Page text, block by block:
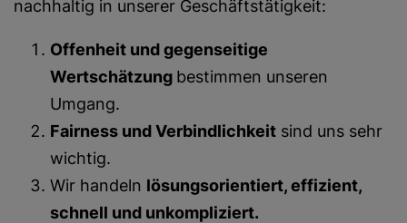
nachhaltig in unserer Geschäftstätigkeit:
Offenheit und gegenseitige
Wertschätzung bestimmen unseren
Umgang.
Fairness und Verbindlichkeit sind uns sehr
wichtig.
Wir handeln lösungsorientiert, effizient,
schnell und unkompliziert.